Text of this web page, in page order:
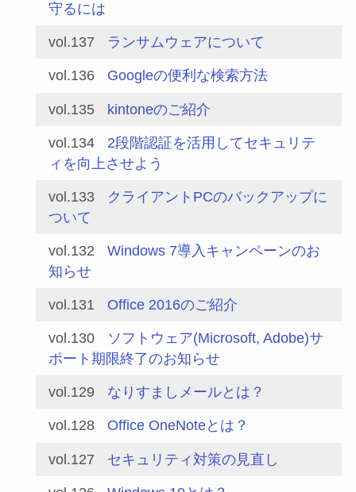
守るには
vol.137 ランサムウェアについて
vol.136 Googleの便利な検索方法
vol.135 kintoneのご紹介
vol.134
2段階認証を活用してセキュリテ
ィを向上させよう
vol.133
クライアントPCのバックアップに
ついて
vol.132
Windows 7導入キャンペーンのお
知らせ
vol.131 Office 2016のご紹介
vol.130
ソフトウェア(Microsoft, Adobe)サ
ポート期限終了のお知らせ
vol.129 なりすましメールとは？
vol.128 Office OneNoteとは？
vol.127 セキュリティ対策の見直し